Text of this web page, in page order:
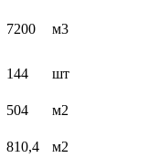
7200 м3
144
шт
504
м2
810,4 м2